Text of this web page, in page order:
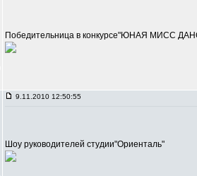
Победительница в конкурсе"ЮНАЯ МИСС
9.11.2010 12:50:55
Шоу руководителей студии"Ориенталь"